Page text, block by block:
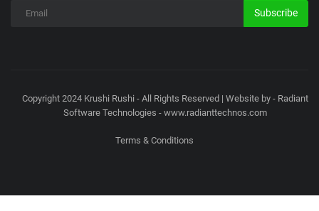
Subscribe
Copyright 2024 Krushi Rushi - All Rights Reserved | Website by - Radiant
Software Technologies - www.radianttechnos.com
Terms & Conditions